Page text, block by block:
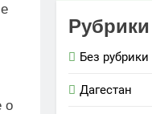
о
Рубрики
Без рубрики
Дагестан